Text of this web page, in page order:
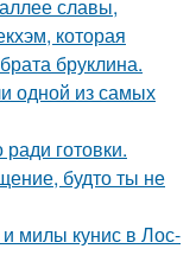
славы,
которая
бруклина.
одной из самых
готовки.
будто ты не
милы кунис в Лос-